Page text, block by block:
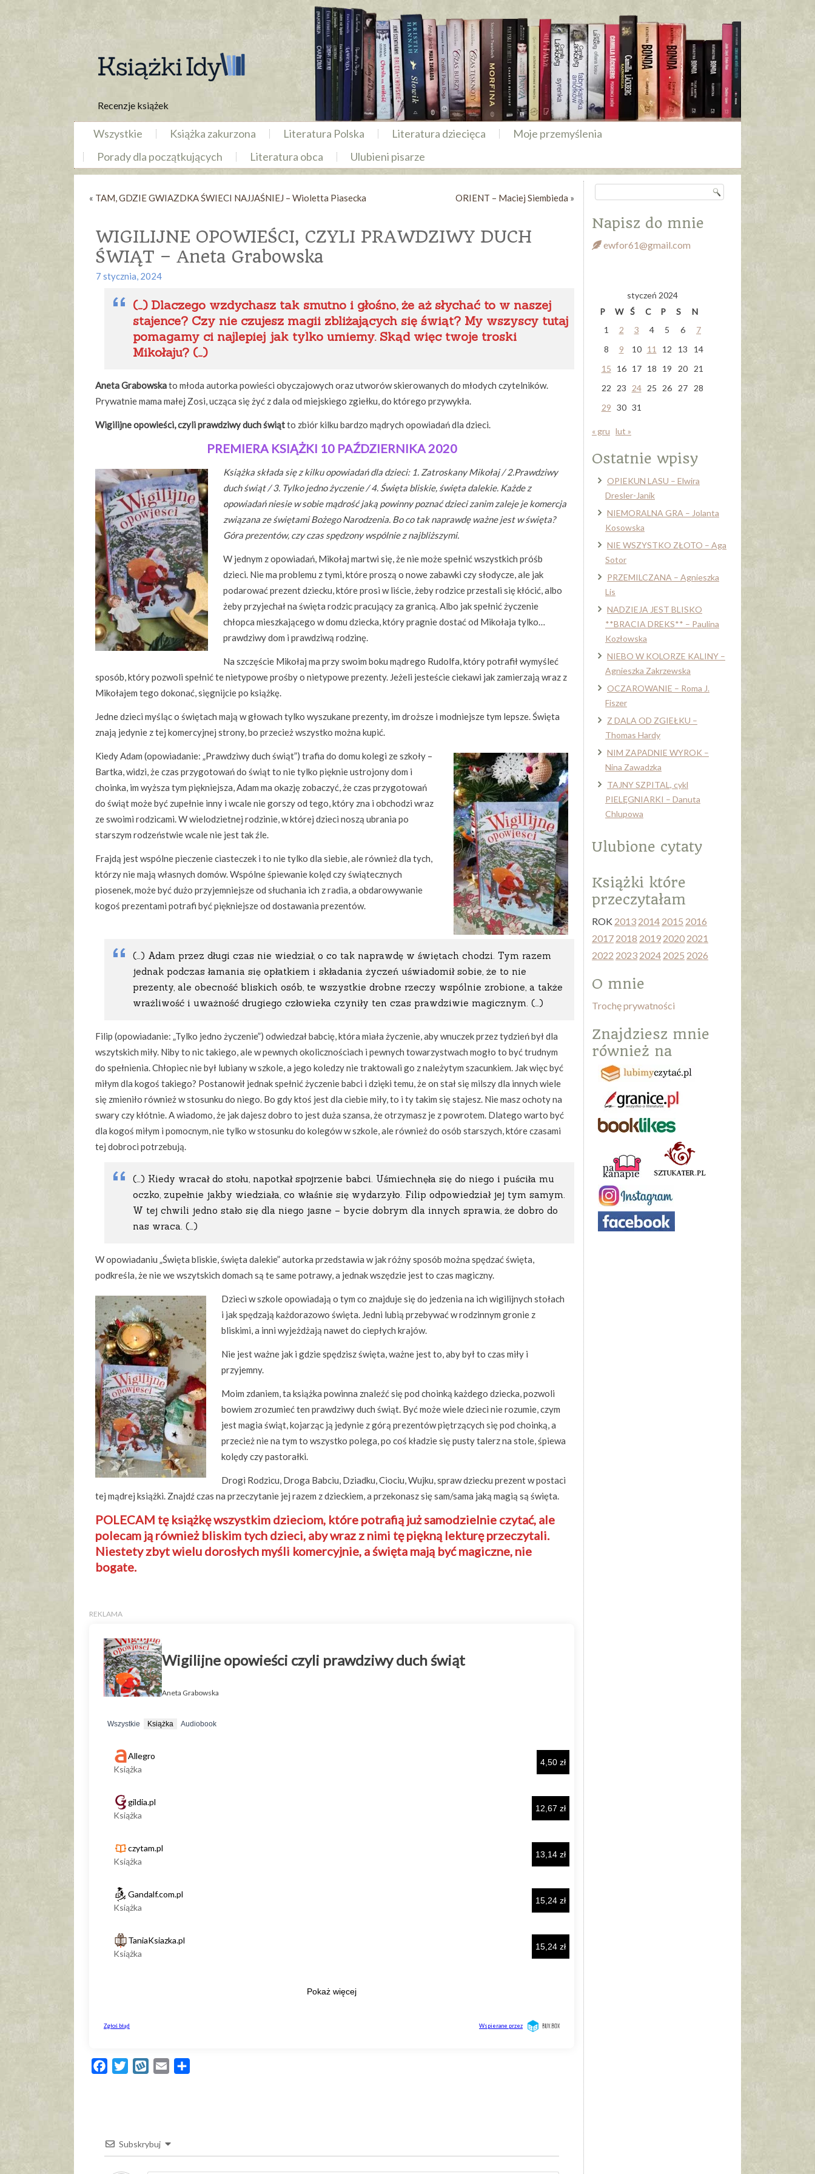
Recenzje książek
Wszystkie Książka zakurzona Literatura Polska Literatura dziecięca
Moje przemyślenia
Porady dla początkujących
Literatura obca Ulubieni pisarze
« TAM, GDZIE GWIAZDKA ŚWIECI NAJJAŚNIEJ – Wioletta Piasecka ORIENT – Maciej Siembieda »
WIGILIJNE OPOWIEŚCI, CZYLI PRAWDZIWY DUCH
ŚWIĄT – Aneta Grabowska
7 stycznia, 2024
(…) Dlaczego wzdychasz tak smutno i głośno, że aż słychać to w naszej
stajence? Czy nie czujesz magii zbliżających się świąt? My wszyscy tutaj
pomagamy ci najlepiej jak tylko umiemy. Skąd więc twoje troski
Mikołaju? (…)
Aneta Grabowskato młoda autorka powieści obyczajowych oraz utworów skierowanych do młodych czytelników.
Prywatnie mama małej Zosi, ucząca się żyć z dala od miejskiego zgiełku, do którego przywykła.
Wigilijne opowieści, czyli prawdziwy duch świątto zbiór kilku bardzo mądrych opowiadań dla dzieci.
PREMIERA KSIĄŻKI 10 PAŹDZIERNIKA 2020
Książka składa się z kilku opowiadań dla dzieci: 1. Zatroskany Mikołaj / 2.Prawdziwy
duch świąt / 3. Tylko jedno życzenie / 4. Święta bliskie, święta dalekie. Każde z
opowiadań niesie w sobie mądrość jaką powinny poznać dzieci zanim zaleje je komercja
związana ze świętami Bożego Narodzenia. Bo co tak naprawdę ważne jest w święta?
Góra prezentów, czy czas spędzony wspólnie z najbliższymi.
W jednym z opowiadań, Mikołaj martwi się, że nie może spełnić wszystkich próśb
dzieci. Nie ma problemu z tymi, które proszą o nowe zabawki czy słodycze, ale jak
podarować prezent dziecku, które prosi w liście, żeby rodzice przestali się kłócić, albo
żeby przyjechał na święta rodzic pracujący za granicą. Albo jak spełnić życzenie
chłopca mieszkającego w domu dziecka, który pragnie dostać od Mikołaja tylko…
prawdziwy dom i prawdziwą rodzinę.
Na szczęście Mikołaj ma przy swoim boku mądrego Rudolfa, który potrafił wymyśleć
sposób, który pozwoli spełnić te nietypowe prośby o nietypowe prezenty. Jeżeli jesteście ciekawi jak zamierzają wraz z
Mikołajem tego dokonać, sięgnijcie po książkę.
Jedne dzieci myśląc o świętach mają w głowach tylko wyszukane prezenty, im droższe i modniejsze tym lepsze. Święta
znają jedynie z tej komercyjnej strony, bo przecież wszystko można kupić.
Kiedy Adam (opowiadanie: „Prawdziwy duch świąt”) trafia do domu kolegi ze szkoły –
Bartka, widzi, że czas przygotowań do świąt to nie tylko pięknie ustrojony dom i
choinka, im wyższa tym piękniejsza, Adam ma okazję zobaczyć, że czas przygotowań
do świąt może być zupełnie inny i wcale nie gorszy od tego, który zna i obchodzi wraz
ze swoimi rodzicami. W wielodzietnej rodzinie, w której dzieci noszą ubrania po
starszym rodzeństwie wcale nie jest tak źle.
Frajdą jest wspólne pieczenie ciasteczek i to nie tylko dla siebie, ale również dla tych,
którzy nie mają własnych domów. Wspólne śpiewanie kolęd czy świątecznych
piosenek, może być dużo przyjemniejsze od słuchania ich z radia, a obdarowywanie
kogoś prezentami potrafi być piękniejsze od dostawania prezentów.
(…) Adam przez długi czas nie wiedział, o co tak naprawdę w świętach chodzi. Tym razem
jednak podczas łamania się opłatkiem i składania życzeń uświadomił sobie, że to nie
prezenty, ale obecność bliskich osób, te wszystkie drobne rzeczy wspólnie zrobione, a także
wrażliwość i uważność drugiego człowieka czyniły ten czas prawdziwie magicznym. (…)
Filip (opowiadanie: „Tylko jedno życzenie”) odwiedzał babcię, która miała życzenie, aby wnuczek przez tydzień był dla
wszytskich miły. Niby to nic takiego, ale w pewnych okolicznościach i pewnych towarzystwach mogło to być trudnym
do spełnienia. Chłopiec nie był lubiany w szkole, a jego koledzy nie traktowali go z należytym szacunkiem. Jak więc być
miłym dla kogoś takiego? Postanowił jednak spełnić życzenie babci i dzięki temu, że on stał się milszy dla innych wiele
się zmieniło również w stosunku do niego. Bo gdy ktoś jest dla ciebie miły, to i ty takim się stajesz. Nie masz ochoty na
swary czy kłótnie. A wiadomo, że jak dajesz dobro to jest duża szansa, że otrzymasz je z powrotem. Dlatego warto być
dla kogoś miłym i pomocnym, nie tylko w stosunku do kolegów w szkole, ale również do osób starszych, które czasami
tej dobroci potrzebują.
(…) Kiedy wracał do stołu, napotkał spojrzenie babci. Uśmiechnęła się do niego i puściła mu
oczko, zupełnie jakby wiedziała, co właśnie się wydarzyło. Filip odpowiedział jej tym samym.
W tej chwili jedno stało się dla niego jasne – bycie dobrym dla innych sprawia, że dobro do
nas wraca. (…)
W opowiadaniu „Święta bliskie, święta dalekie” autorka przedstawia w jak różny sposób można spędzać święta,
podkreśla, że nie we wszytskich domach są te same potrawy, a jednak wszędzie jest to czas magiczny.
Dzieci w szkole opowiadają o tym co znajduje się do jedzenia na ich wigilijnych stołach
i jak spędzają każdorazowo święta. Jedni lubią przebywać w rodzinnym gronie z
bliskimi, a inni wyjeżdżają nawet do ciepłych krajów.
Nie jest ważne jak i gdzie spędzisz święta, ważne jest to, aby był to czas miły i
przyjemny.
Moim zdaniem, ta książka powinna znaleźć się pod choinką każdego dziecka, pozwoli
bowiem zrozumieć ten prawdziwy duch świąt. Być może wiele dzieci nie rozumie, czym
jest magia świąt, kojarząc ją jedynie z górą prezentów piętrzących się pod choinką, a
przecież nie na tym to wszystko polega, po coś kładzie się pusty talerz na stole, śpiewa
kolędy czy pastorałki.
Drogi Rodzicu, Droga Babciu, Dziadku, Ciociu, Wujku, spraw dziecku prezent w postaci
tej mądrej książki. Znajdź czas na przeczytanie jej razem z dzieckiem, a przekonasz się sam/sama jaką magią są święta.
POLECAM tę książkę wszystkim dzieciom, które potrafią już samodzielnie czytać, ale
polecam ją również bliskim tych dzieci, aby wraz z nimi tę piękną lekturę przeczytali.
Niestety zbyt wielu dorosłych myśli komercyjnie, a święta mają być magiczne, nie
bogate.
FacebookTwitterWykopEmail
Subskrybuj
Napisz do mnie
ewfor61@gmail.com
styczeń 2024
P
W Ś C P S
N
1
2 3 4 5 6
7
8
9 10 11 12 13
14
15
16 17 18 19 20
21
22
23 24 25 26 27
28
29 30 31
« gru lut »
Ostatnie wpisy
OPIEKUN LASU – Elwira
Dresler-Janik
NIEMORALNA GRA – Jolanta
Kosowska
NIE WSZYSTKO ZŁOTO – Aga
Sotor
PRZEMILCZANA – Agnieszka
Lis
NADZIEJA JEST BLISKO
**BRACIA DREKS** – Paulina
Kozłowska
NIEBO W KOLORZE KALINY –
Agnieszka Zakrzewska
OCZAROWANIE – Roma J.
Fiszer
Z DALA OD ZGIEŁKU –
Thomas Hardy
NIM ZAPADNIE WYROK –
Nina Zawadzka
TAJNY SZPITAL, cykl
PIELĘGNIARKI – Danuta
Chlupowa
Ulubione cytaty
Książki które
przeczytałam
ROK 2013 2014 2015 2016
2017 2018 2019 2020 2021
2022 2023 2024 2025 2026
O mnie
Trochę prywatności
Znajdziesz mnie
również na